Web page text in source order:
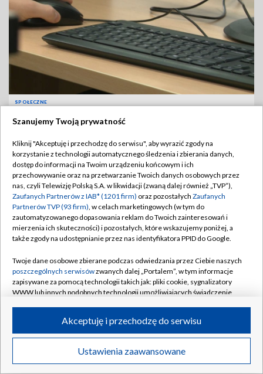
SPOŁECZNE
łącznie 26 lat, 1 miesiąc i 26 dni
Cyberbezpieczeństwo w praktyce. Spotkanie
edukacyjne dla młodzieży i nauczycieli w Jaworze
Szanujemy Twoją prywatność
Kliknij "Akceptuję i przechodzę do serwisu", aby wyrazić zgody na
korzystanie z technologii automatycznego śledzenia i zbierania danych,
dostęp do informacji na Twoim urządzeniu końcowym i ich
przechowywanie oraz na przetwarzanie Twoich danych osobowych przez
nas, czyli Telewizję Polską S.A. w likwidacji (zwaną dalej również „TVP”),
Zaufanych Partnerów z IAB* (1201 firm) oraz pozostałych Zaufanych
Partnerów TVP (93 firm), w celach marketingowych (w tym do
zautomatyzowanego dopasowania reklam do Twoich zainteresowań i
mierzenia ich skuteczności) i pozostałych, które wskazujemy poniżej, a
także zgody na udostępnianie przez nas identyfikatora PPID do Google.
Twoje dane osobowe zbierane podczas odwiedzania przez Ciebie naszych
poszczególnych serwisówzwanych dalej „Portalem”, w tym informacje
zapisywane za pomocą technologii takich jak: pliki cookie, sygnalizatory
WWW lub innych podobnych technologii umożliwiających świadczenie
ruchu w Internecie.
Twoje dane osobowe zbierane podczas odwiedzania przez Ciebie
poszczególnych serwisówna Portalu, takie jak adresy IP, identyfikatory
Ustawienia zaawansowane
Akceptuję i przechodzę do serwisu